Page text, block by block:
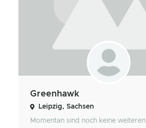
Greenhawk
Leipzig, Sachsen
Momentan sind noch keine weiteren